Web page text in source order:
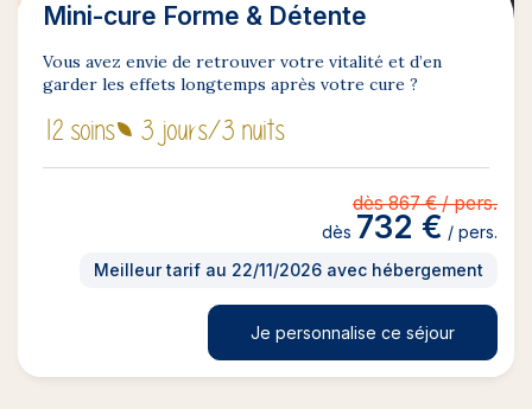
Mini-cure Forme & Détente
Vous avez envie de retrouver votre vitalité et d’en
garder les effets longtemps après votre cure ?
12 soins 3 jours/3 nuits
dès 867 € / pers.
dès 732 € / pers.
Meilleur tarif au 22/11/2026 avec hébergement
Je personnalise ce séjour